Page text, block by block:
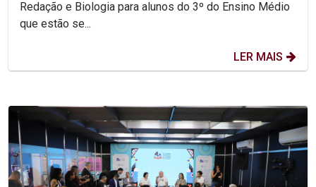
Redação e Biologia para alunos do 3º do Ensino Médio
que estão se...
LER MAIS